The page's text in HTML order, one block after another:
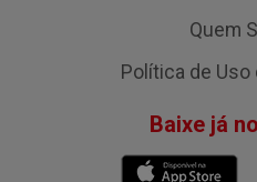
Quem
Política de Uso
Baixe já